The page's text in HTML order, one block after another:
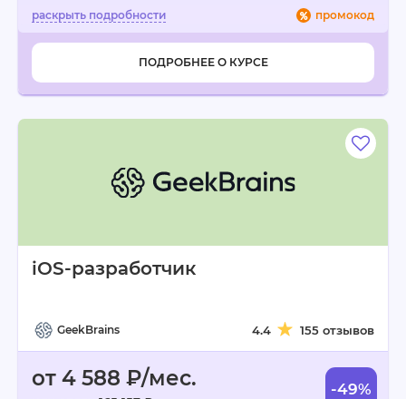
промокод
ПОДРОБНЕЕ О КУРСЕ
iOS-разработчик
GeekBrains 4.4 155 отзывов
от 4 588 ₽/мес. -49%